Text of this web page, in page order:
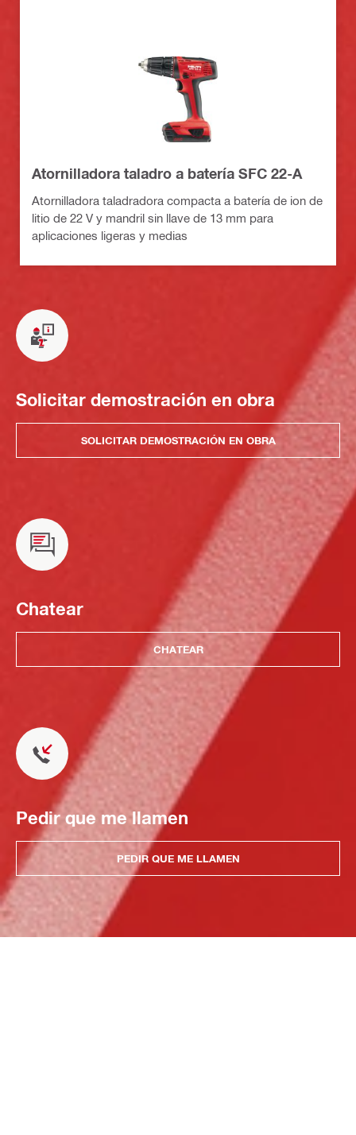
Atornilladora taladro a batería SFC 22-A
Atornilladora taladradora compacta a batería de ion de
litio de 22 V y mandril sin llave de 13 mm para
aplicaciones ligeras y medias
Solicitar demostración en obra
SOLICITAR DEMOSTRACIÓN EN OBRA
Chatear
CHATEAR
Pedir que me llamen
PEDIR QUE ME LLAMEN